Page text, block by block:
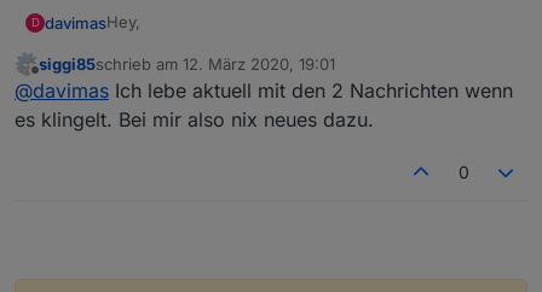
D davimasHey,
Schon jmd hierbei weitergekommen?
by,
Offline
siggi85schrieb am 12. März 2020, 19:01
zuletzt editiert von
@davimas Ich lebe aktuell mit den 2 Nachrichten wenn
es klingelt. Bei mir also nix neues dazu.
0